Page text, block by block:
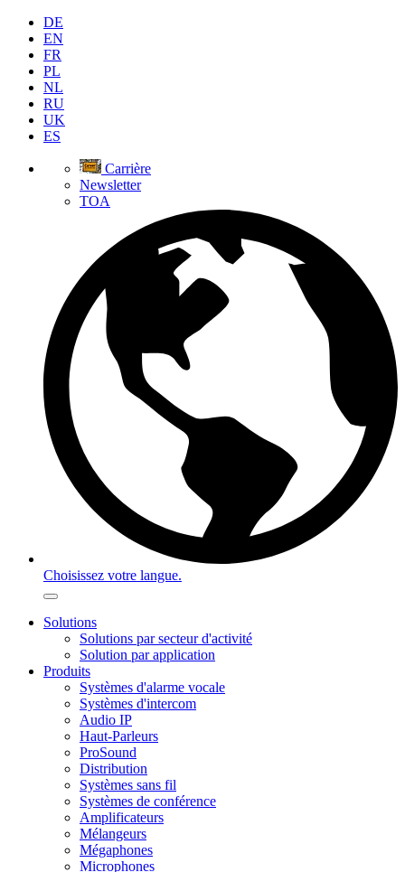
DE
EN
FR
PL
NL
RU
UK
ES
Carrière
Newsletter
TOA
Choisissez votre langue.
Solutions
Solutions par secteur d'activité
Solution par application
Produits
Systèmes d'alarme vocale
Systèmes d'intercom
Audio IP
Haut-Parleurs
ProSound
Distribution
Systèmes sans fil
Systèmes de conférence
Amplificateurs
Mélangeurs
Mégaphones
Microphones